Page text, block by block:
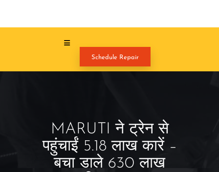
Schedule Repair
MARUTI ने ट्रेन से
पहुंचाईं 5.18 लाख कारें –
बचा डाले 630 लाख